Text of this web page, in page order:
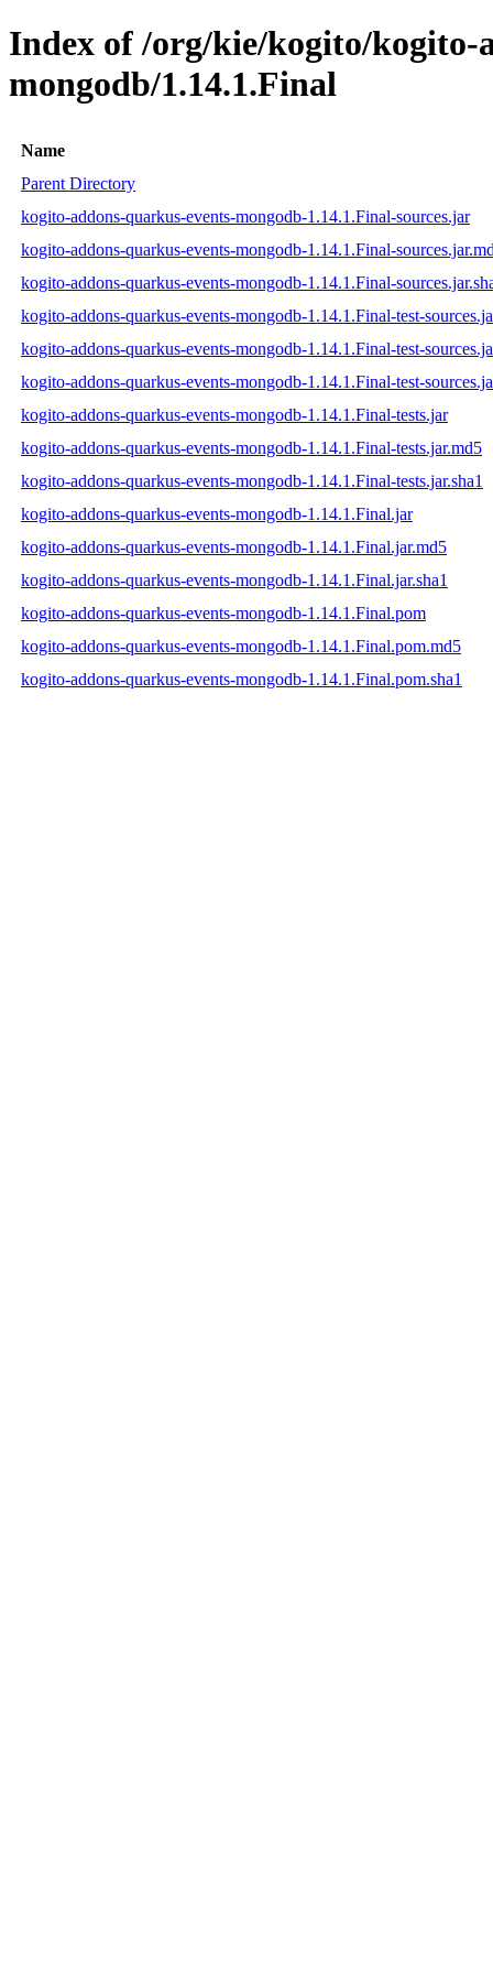
Index of /org/kie/kogito/kogito-
mongodb/1.14.1.Final
Name
Parent Directory
kogito-addons-quarkus-events-mongodb-1.14.1.Final-sources.jar
kogito-addons-quarkus-events-mongodb-1.14.1.Final-
kogito-addons-quarkus-events-mongodb-1.14.1.Final-
kogito-addons-quarkus-events-mongodb-1.14.1.Final-test-
kogito-addons-quarkus-events-mongodb-1.14.1.Final-test-
kogito-addons-quarkus-events-mongodb-1.14.1.Final-test-
kogito-addons-quarkus-events-mongodb-1.14.1.Final-tests.jar
kogito-addons-quarkus-events-mongodb-1.14.1.Final-tests.jar.md5
kogito-addons-quarkus-events-mongodb-1.14.1.Final-tests.jar.sha1
kogito-addons-quarkus-events-mongodb-1.14.1.Final.jar
kogito-addons-quarkus-events-mongodb-1.14.1.Final.jar.md5
kogito-addons-quarkus-events-mongodb-1.14.1.Final.jar.sha1
kogito-addons-quarkus-events-mongodb-1.14.1.Final.pom
kogito-addons-quarkus-events-mongodb-1.14.1.Final.pom.md5
kogito-addons-quarkus-events-mongodb-1.14.1.Final.pom.sha1